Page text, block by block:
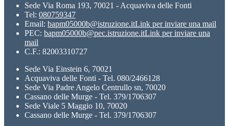
Sede Via Roma 193, 70021 - Acquaviva delle Fonti
Tel: 080759347
Email: bapm05000b@istruzione.itLink per inviare una mail
PEC: bapm05000b@pec.istruzione.itLink per inviare una
mail
C.F.: 82003310727
Sede Via Einstein 6, 70021
Acquaviva delle Fonti - Tel. 080/2466128
Sede Via Padre Angelo Centrullo sn, 70020
Cassano delle Murge - Tel. 379/1706307
Sede Viale 5 Maggio 10, 70020
Cassano delle Murge - Tel. 379/1706307